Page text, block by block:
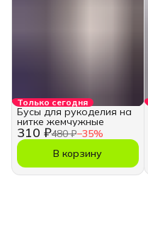
Только сегодня
310 ₽480 ₽−35%
Бусы для рукоделия на
нитке жемчужные
В корзину